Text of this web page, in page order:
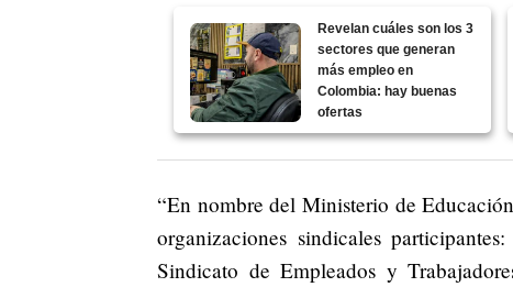
Revelan cuáles son los 3
sectores que generan
más empleo en
Colombia: hay buenas
ofertas
“En nombre del Ministerio de
organizaciones sindicales
Sindicato de Empleados y